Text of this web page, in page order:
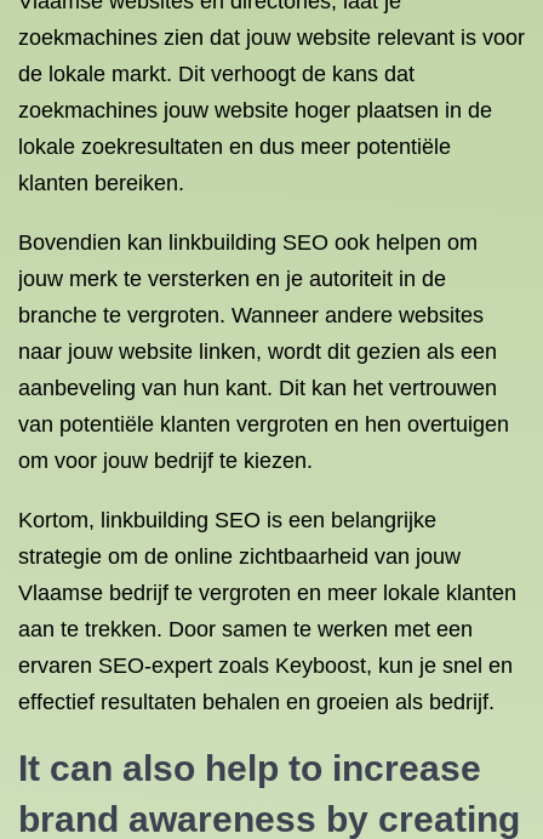
zoekmachines zien dat jouw website relevant is voor
de lokale markt. Dit verhoogt de kans dat
zoekmachines jouw website hoger plaatsen in de
lokale zoekresultaten en dus meer potentiële
klanten bereiken.
Bovendien kan linkbuilding SEO ook helpen om
jouw merk te versterken en je autoriteit in de
branche te vergroten. Wanneer andere websites
naar jouw website linken, wordt dit gezien als een
aanbeveling van hun kant. Dit kan het vertrouwen
van potentiële klanten vergroten en hen overtuigen
om voor jouw bedrijf te kiezen.
Kortom, linkbuilding SEO is een belangrijke
strategie om de online zichtbaarheid van jouw
Vlaamse bedrijf te vergroten en meer lokale klanten
aan te trekken. Door samen te werken met een
ervaren SEO-expert zoals Keyboost, kun je snel en
effectief resultaten behalen en groeien als bedrijf.
It can also help to increase
brand awareness by creating